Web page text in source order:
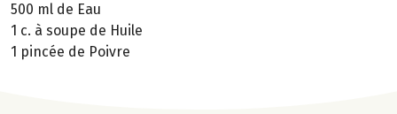
500 ml de Eau
1 c. à soupe de Huile
1 pincée de Poivre